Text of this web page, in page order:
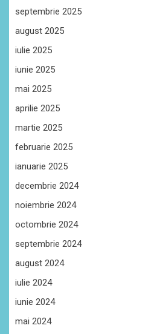
septembrie 2025
august 2025
iulie 2025
iunie 2025
mai 2025
aprilie 2025
martie 2025
februarie 2025
ianuarie 2025
decembrie 2024
noiembrie 2024
octombrie 2024
septembrie 2024
august 2024
iulie 2024
iunie 2024
mai 2024